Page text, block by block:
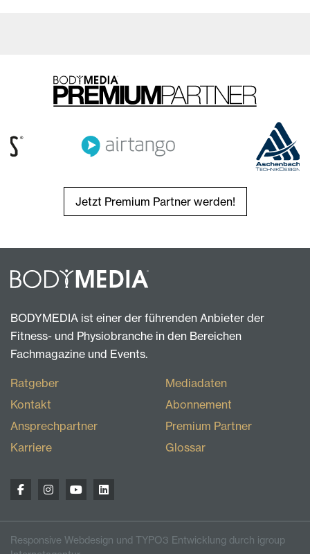
Jetzt Premium Partner werden!
BODYMEDIA ist einer der führenden Anbieter der
Fitness- und Physiobranche in den Bereichen
Fachmagazine und Events.
Ratgeber
Kontakt
Ansprechpartner
Karriere
Mediadaten
Abonnement
Premium Partner
Glossar
Responsive Webdesign und TYPO3 Entwicklung durch igroup